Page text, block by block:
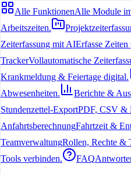
Alle FunktionenAlle Module
Arbeitszeiten.
Zeiterfassung mit AIErfasse
TrackerVollautomatische
Krankmeldung & Feiertage digital.
Abwesenheiten.
Berichte &
Stundenzettel-ExportPDF, CSV &
AnfahrtsberechnungFahrtzeit &
TeamverwaltungRollen, Rechte &
Tools verbinden.
FAQ
6. Juli
Warum UI/UX
durchdachten Time
UI/UX Designer verbringen
Aufgaben, die oft zwischen
Designs wechseln. Eine
ab. Ein kostenloser Time Tracker
Oberfläche unterstützt den